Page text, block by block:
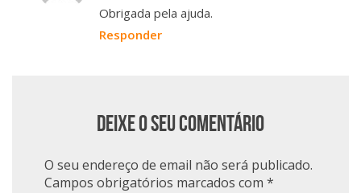
Obrigada pela ajuda.
Responder
Deixe o seu comentário
O seu endereço de email não será publicado.
Campos obrigatórios marcados com *